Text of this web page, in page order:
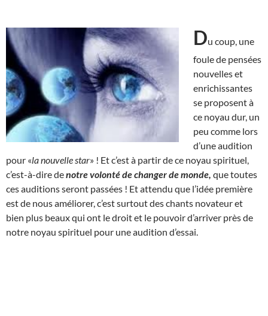
Du coup, une
foule de pensées
nouvelles et
enrichissantes
se proposent à
ce noyau dur, un
peu comme lors
d’une audition
pour «la nouvelle star» ! Et c’est à partir de ce noyau spirituel,
c’est-à-dire denotre volonté de changer de monde, que toutes
ces auditions seront passées ! Et attendu que l’idée première
est de nous améliorer, c’est surtout des chants novateur et
bien plus beaux qui ont le droit et le pouvoir d’arriver près de
notre noyau spirituel pour une audition d’essai.